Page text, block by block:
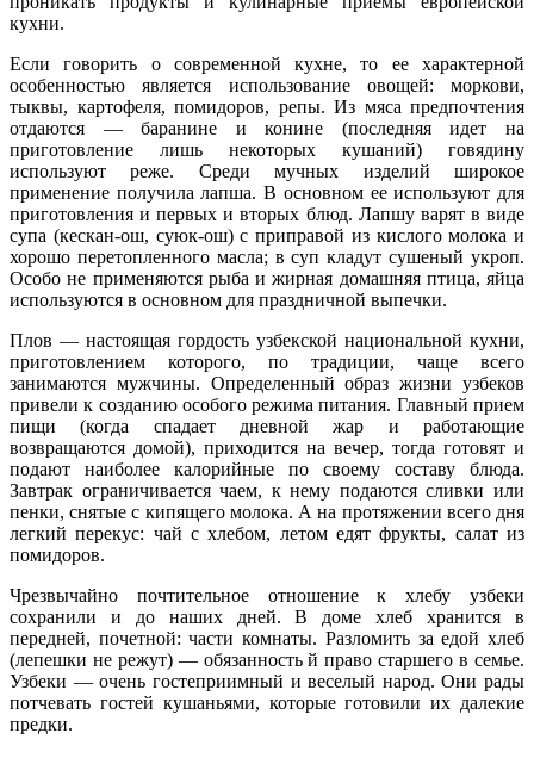
кухни.
Если говорить о современной кухне, то ее характерной
особенностью является использование овощей: моркови,
тыквы, картофеля, помидоров, репы. Из мяса предпочтения
отдаются — баранине и конине (последняя идет на
приготовление лишь некоторых кушаний) говядину
используют реже. Среди мучных изделий широкое
применение получила лапша. В основном ее используют для
приготовления и первых и вторых блюд. Лапшу варят в виде
супа (кескан-ош, суюк-ош) с приправой из кислого молока и
хорошо перетопленного масла; в суп кладут сушеный укроп.
Особо не применяются рыба и жирная домашняя птица, яйца
используются в основном для праздничной выпечки.
Плов — настоящая гордость узбекской национальной кухни,
приготовлением которого, по традиции, чаще всего
занимаются мужчины. Определенный образ жизни узбеков
привели к созданию особого режима питания. Главный прием
пищи (когда спадает дневной жар и работающие
возвращаются домой), приходится на вечер, тогда готовят и
подают наиболее калорийные по своему составу блюда.
Завтрак ограничивается чаем, к нему подаются сливки или
пенки, снятые с кипящего молока. А на протяжении всего дня
легкий перекус: чай с хлебом, летом едят фрукты, салат из
помидоров.
Чрезвычайно почтительное отношение к хлебу узбеки
сохранили и до наших дней. В доме хлеб хранится в
передней, почетной: части комнаты. Разломить за едой хлеб
(лепешки не режут) — обязанность й право старшего в семье.
Узбеки — очень гостеприимный и веселый народ. Они рады
потчевать гостей кушаньями, которые готовили их далекие
предки.